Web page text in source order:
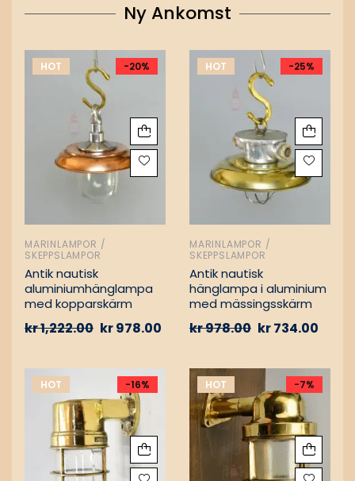
Ny Ankomst
HOT -20%
MARINLAMPOR /
SKEPPSLAMPOR
Antik nautisk
aluminiumhänglampa
med kopparskärm
kr1,222.00 kr978.00
HOT -25%
MARINLAMPOR /
SKEPPSLAMPOR
Antik nautisk
hänglampa i aluminium
med mässingsskärm
kr978.00 kr734.00
HOT -16% HOT -7%